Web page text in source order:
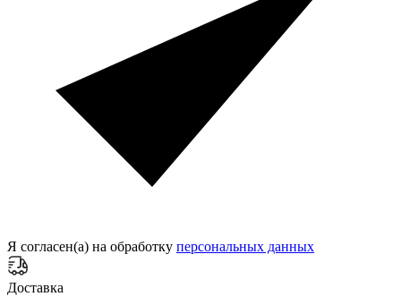
Я согласен(а) на обработку персональных данных
Доставка